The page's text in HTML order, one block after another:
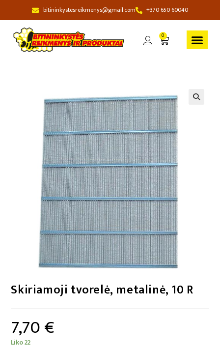
bitininkystesreikmenys@gmail.com +370 650 60040
0
Skiriamoji tvorelė, metalinė, 10 R
7,70€
Liko 22